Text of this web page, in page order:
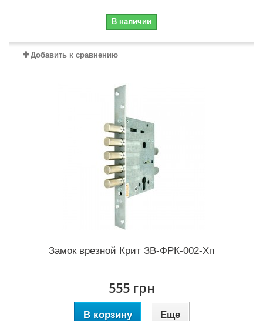
В наличии
Добавить к сравнению
Замок врезной Крит ЗВ-ФРК-002-Хп
555 грн
В корзину Еще